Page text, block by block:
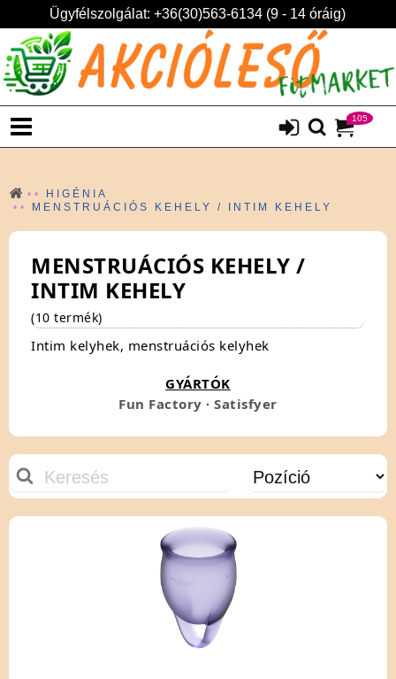
Ügyfélszolgálat: +36(30)563-6134 (9 - 14 óráig)
105
HIGÉNIA
MENSTRUÁCIÓS KEHELY / INTIM KEHELY
MENSTRUÁCIÓS KEHELY /
INTIM KEHELY
(10 termék)
Intim kelyhek, menstruációs kelyhek
GYÁRTÓK
Fun Factory · Satisfyer